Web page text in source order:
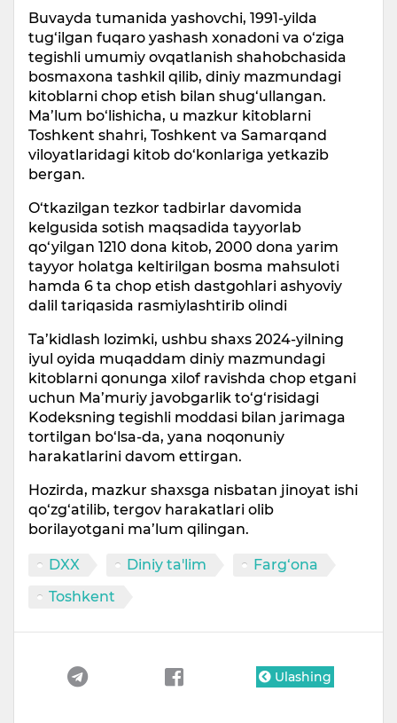
Buvayda tumanida yashovchi, 1991-yilda
tug‘ilgan fuqaro yashash xonadoni va o‘ziga
tegishli umumiy ovqatlanish shahobchasida
bosmaxona tashkil qilib, diniy mazmundagi
kitoblarni chop etish bilan shug‘ullangan.
Ma’lum bo‘lishicha, u mazkur kitoblarni
Toshkent shahri, Toshkent va Samarqand
viloyatlaridagi kitob do‘konlariga yetkazib
bergan.
O‘tkazilgan tezkor tadbirlar davomida
kelgusida sotish maqsadida tayyorlab
qo‘yilgan 1210 dona kitob, 2000 dona yarim
tayyor holatga keltirilgan bosma mahsuloti
hamda 6 ta chop etish dastgohlari ashyoviy
dalil tariqasida rasmiylashtirib olindi
Ta’kidlash lozimki, ushbu shaxs 2024-yilning
iyul oyida muqaddam diniy mazmundagi
kitoblarni qonunga xilof ravishda chop etgani
uchun Ma’muriy javobgarlik to‘g‘risidagi
Kodeksning tegishli moddasi bilan jarimaga
tortilgan bo‘lsa-da, yana noqonuniy
harakatlarini davom ettirgan.
Hozirda, mazkur shaxsga nisbatan jinoyat ishi
qo‘zg‘atilib, tergov harakatlari olib
borilayotgani ma’lum qilingan.
DXX Diniy ta'lim
Farg‘ona
Toshkent
Ulashing